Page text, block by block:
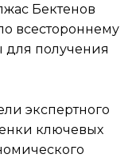
Бектенов
всестороннему
для получения
экспертного
ключевых